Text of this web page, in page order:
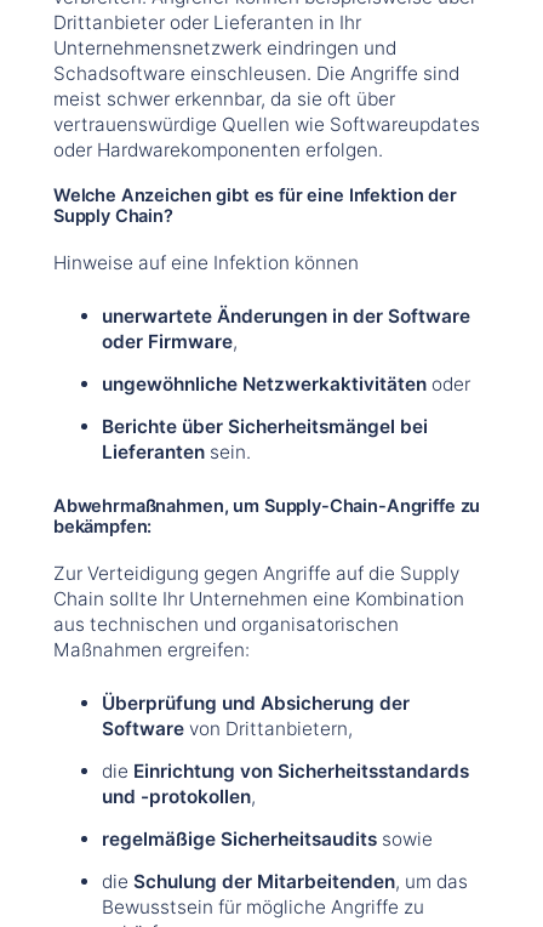
Drittanbieter oder Lieferanten in Ihr
Unternehmensnetzwerk eindringen und
Schadsoftware einschleusen. Die Angriffe sind
meist schwer erkennbar, da sie oft über
vertrauenswürdige Quellen wie Softwareupdates
oder Hardwarekomponenten erfolgen.
Welche Anzeichen gibt es für eine Infektion der
Supply Chain?
Hinweise auf eine Infektion können
unerwartete Änderungen in der Software
oder Firmware,
ungewöhnliche Netzwerkaktivitätenoder
Berichte über Sicherheitsmängel bei
Lieferantensein.
Abwehrmaßnahmen, um Supply-Chain-Angriffe zu
bekämpfen:
Zur Verteidigung gegen Angriffe auf die Supply
Chain sollte Ihr Unternehmen eine Kombination
aus technischen und organisatorischen
Maßnahmen ergreifen:
Überprüfung und Absicherung der
Softwarevon Drittanbietern,
die Einrichtung von Sicherheitsstandards
und -protokollen,
regelmäßige Sicherheitsauditssowie
die Schulung der Mitarbeitenden, um das
Bewusstsein für mögliche Angriffe zu